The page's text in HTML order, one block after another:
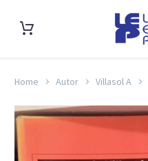
Home Autor Villasol A